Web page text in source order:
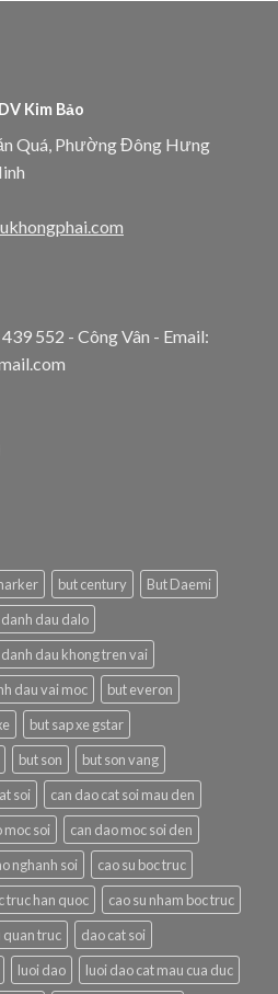
Kim Bảo
Quá, Phường Đông Hưng
552 - Công Vân - Email:
but century
But Daemi
dau dalo
dau khong tren vai
dau vai moc
but everon
but sap xe gstar
but son
but son vang
soi
can dao cat soi mau den
moc soi
can dao moc soi den
nghanh soi
cao su boc truc
truc han quoc
cao su nham boc truc
quan truc
dao cat soi
luoi dao
luoi dao cat mau cua duc